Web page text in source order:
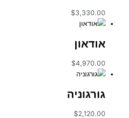
$3,330.00
אודאון
$4,970.00
גורגוניה
$2,120.00